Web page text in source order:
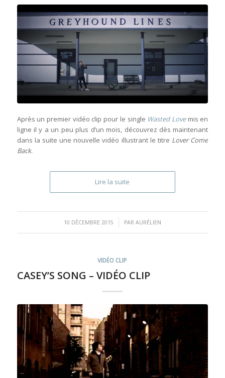
Après un premier vidéo clip pour le single Wasted Lovemis en
ligne il y a un peu plus d’un mois, découvrez dès maintenant
dans la suite une nouvelle vidéo illustrant le titre Lover Come
Back.
Lire la suite
10 DÉCEMBRE 2015
/ PAR AURÉLIEN
VIDÉO CLIP
CASEY’S SONG – VIDÉO CLIP